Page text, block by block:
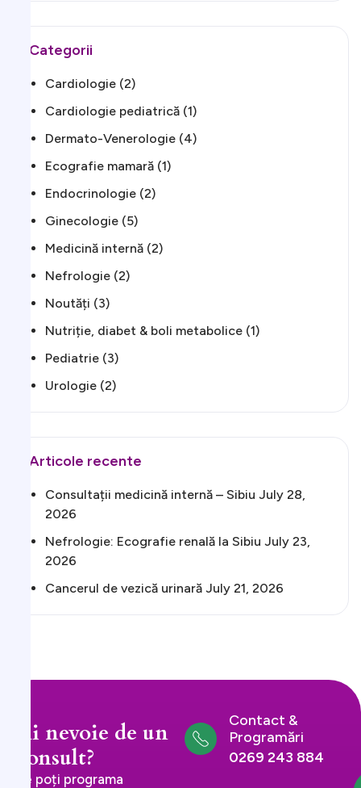
Categorii
Cardiologie (2)
Cardiologie pediatrică (1)
Dermato-Venerologie (4)
Ecografie mamară (1)
Endocrinologie (2)
Ginecologie (5)
Medicină internă (2)
Nefrologie (2)
Noutăți (3)
Nutriție, diabet & boli metabolice (1)
Pediatrie (3)
Urologie (2)
Articole recente
Consultații medicină internă – Sibiu July 28,
2026
Nefrologie: Ecografie renală la Sibiu July 23,
2026
Cancerul de vezică urinară July 21, 2026
Ai nevoie de un
consult?
Te poți programa
Contact &
Programări
0269 243 884